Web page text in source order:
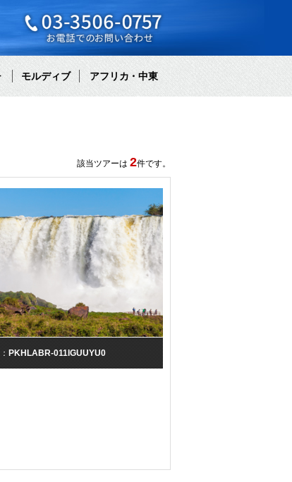
モルディブ アフリカ・中東
該当ツアーは 2件です。
PKHLABR-011IGUUYU0